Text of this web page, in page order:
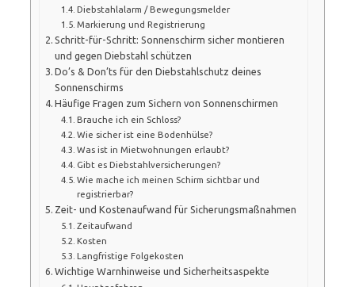
Diebstahlalarm / Bewegungsmelder
Markierung und Registrierung
Schritt-für-Schritt: Sonnenschirm sicher montieren
und gegen Diebstahl schützen
Do’s & Don’ts für den Diebstahlschutz deines
Sonnenschirms
Häufige Fragen zum Sichern von Sonnenschirmen
Brauche ich ein Schloss?
Wie sicher ist eine Bodenhülse?
Was ist in Mietwohnungen erlaubt?
Gibt es Diebstahlversicherungen?
Wie mache ich meinen Schirm sichtbar und
registrierbar?
Zeit- und Kostenaufwand für Sicherungsmaßnahmen
Zeitaufwand
Kosten
Langfristige Folgekosten
Wichtige Warnhinweise und Sicherheitsaspekte